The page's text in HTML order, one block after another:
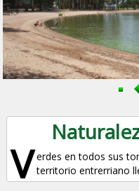
V erdes en todos sus
territorio entrerriano